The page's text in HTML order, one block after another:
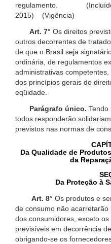
regulamento. (Incluído
2015) (Vigência)
Art. 7° Os direitos
outros decorrentes de
de que o Brasil seja
ordinária, de regulamentos
administrativas
dos princípios gerais do
eqüidade.
Parágrafo único. Tendo
todos responderão
previstos nas normas de
Da Qualidade de
da
Da Proteção à
Art. 8° Os produtos e
de consumo não
dos consumidores, exceto
previsíveis em decorrência
obrigando-se os